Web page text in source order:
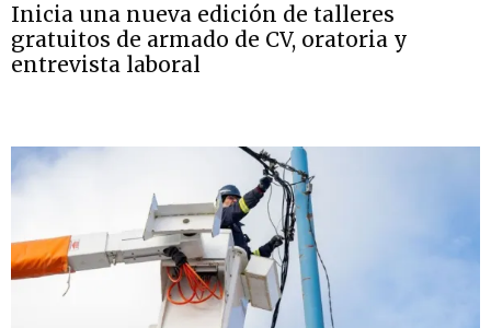
Inicia una nueva edición de talleres
gratuitos de armado de CV, oratoria y
entrevista laboral